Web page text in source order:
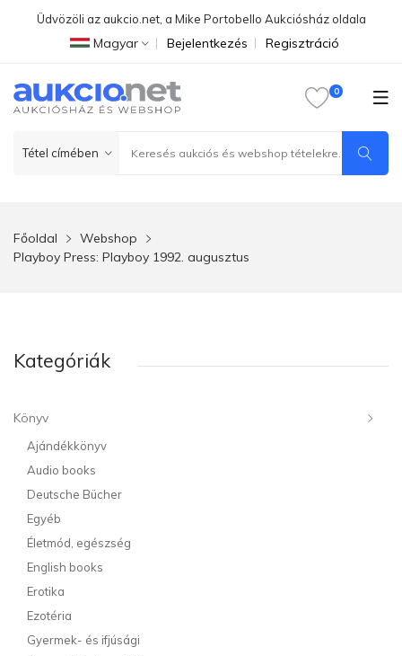
Üdvözöli az aukcio.net, a Mike Portobello Aukciósház oldala
Magyar Bejelentkezés Regisztráció
Főoldal
Webshop
Playboy Press: Playboy 1992. augusztus
Kategóriák
Könyv
Ajándékkönyv
Audio books
Deutsche Bücher
Egyéb
Életmód, egészség
English books
Erotika
Ezotéria
Gyermek- és ifjúsági